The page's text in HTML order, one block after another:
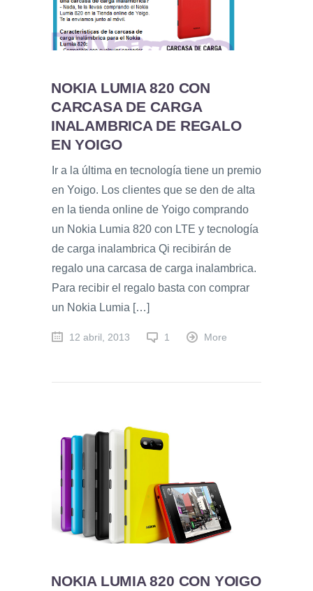
NOKIA LUMIA 820 CON
CARCASA DE CARGA
INALAMBRICA DE REGALO
EN YOIGO
Ir a la última en tecnología tiene un premio
en Yoigo. Los clientes que se den de alta
en la tienda online de Yoigo comprando
un Nokia Lumia 820 con LTE y tecnología
de carga inalambrica Qi recibirán de
regalo una carcasa de carga inalambrica.
Para recibir el regalo basta con comprar
un Nokia Lumia […]
12 abril, 2013 1 More
NOKIA LUMIA 820 CON YOIGO